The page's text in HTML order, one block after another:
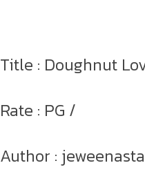
Title : Doughnut
Rate : PG /
Author :